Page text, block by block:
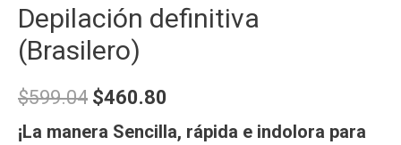
Depilación definitiva
(Brasilero)
$599.04 $460.80
¡La manera Sencilla, rápida e indolora para